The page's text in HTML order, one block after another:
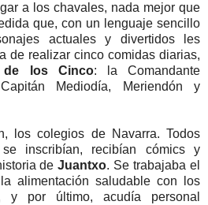
a los chavales, nada mejor que
que, con un lenguaje sencillo
actuales y divertidos les
de realizar cinco comidas diarias,
de los Cinco: la Comandante
Mediodía, Meriendón y
los colegios de Navarra. Todos
inscribían, recibían cómics y
deJuantxo. Se trabajaba el
alimentación saludable con los
y por último, acudía personal